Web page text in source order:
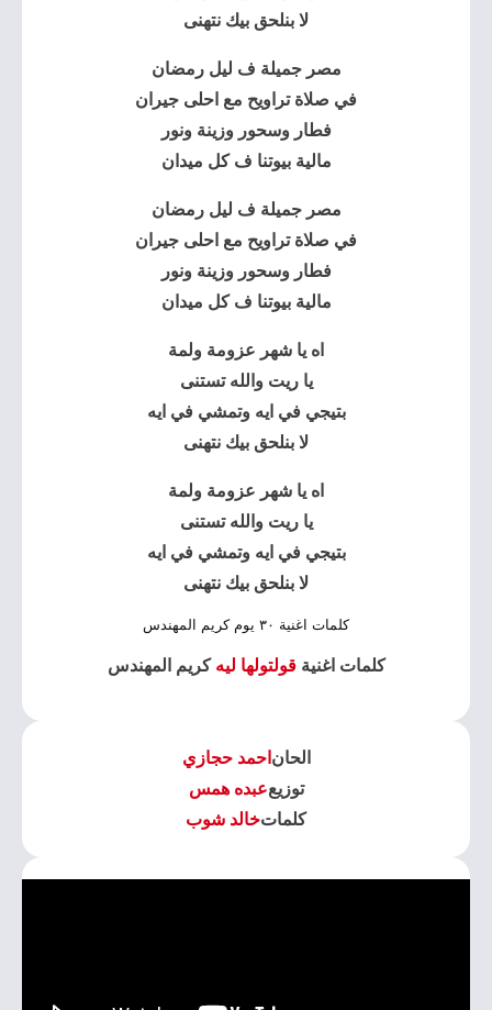
لا بنلحق بيك نتهنى
مصر جميلة ف ليل رمضان
في صلاة تراويح مع احلى جيران
فطار وسحور وزينة ونور
مالية بيوتنا ف كل ميدان
مصر جميلة ف ليل رمضان
في صلاة تراويح مع احلى جيران
فطار وسحور وزينة ونور
مالية بيوتنا ف كل ميدان
اه يا شهر عزومة ولمة
يا ريت والله تستنى
بتيجي في ايه وتمشي في ايه
لا بنلحق بيك نتهنى
اه يا شهر عزومة ولمة
يا ريت والله تستنى
بتيجي في ايه وتمشي في ايه
لا بنلحق بيك نتهنى
كلمات اغنية ٣٠ يوم كريم المهندس
كلمات اغنيةقولتولها ليه كريم المهندس
الحان احمد حجازي
توزيععبده همس
كلماتخالد شوب